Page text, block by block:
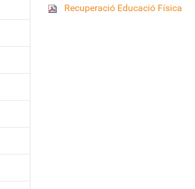
Recuperació Educació Física